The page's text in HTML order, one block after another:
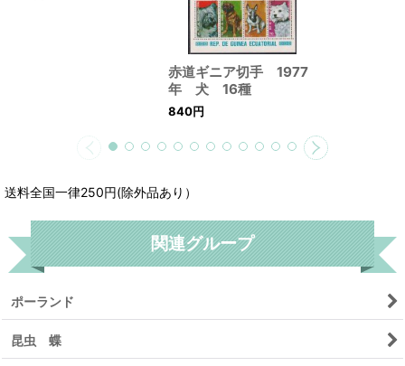
赤道ギニア切手 1977
年 犬 16種
840円
送料全国一律250円(除外品あり）
関連グループ
ポーランド
昆虫 蝶